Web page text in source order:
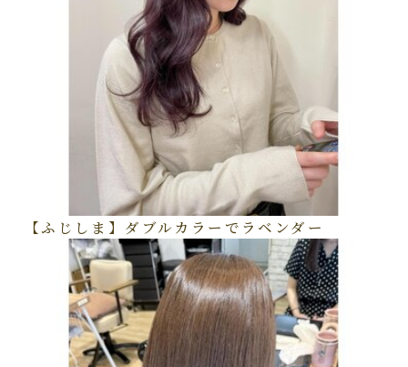
【ふじしま】ダブルカラーでラベンダー